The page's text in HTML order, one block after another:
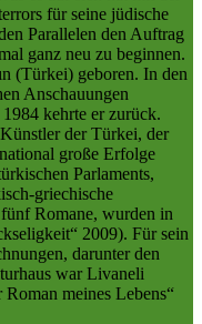
für seine jüdische
Parallelen den Auftrag
ganz neu zu beginnen.
(Türkei) geboren. In den
Anschauungen
kehrte er zurück.
der Türkei, der
große Erfolge
Parlaments,
griechische
Romane, wurden in
2009). Für sein
darunter den
war Livaneli
meines Lebens“